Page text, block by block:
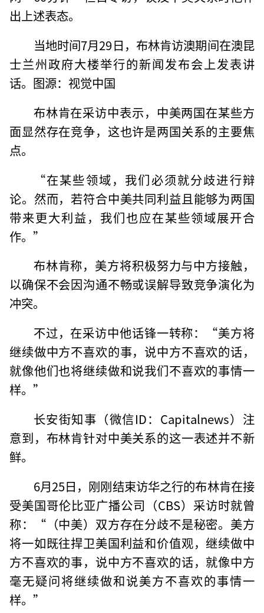
出上述表态。
当地时间7月29日，布林肯访澳期间在澳昆
士兰州政府大楼举行的新闻发布会上发表讲
话。图源：视觉中国
布林肯在采访中表示，中美两国在某些方
面显然存在竞争，这也许是两国关系的主要焦
点。
“在某些领域，我们必须就分歧进行辩
论。然而，若符合中美共同利益且能够为两国
带来更大利益，我们也应在某些领域展开合
作。”
布林肯称，美方将积极努力与中方接触，
以确保不会因沟通不畅或误解导致竞争演化为
冲突。
不过，在采访中他话锋一转称：“美方将
继续做中方不喜欢的事，说中方不喜欢的话，
就像他们也将继续做和说我们不喜欢的事情一
样。”
长安街知事（微信ID：Capitalnews）注
意到，布林肯针对中美关系的这一表述并不新
鲜。
6月25日，刚刚结束访华之行的布林肯在接
受美国哥伦比亚广播公司（CBS）采访时就曾
称：“（中美）双方存在分歧不是秘密。美方
将一如既往捍卫美国利益和价值观，继续做中
方不喜欢的事，说中方不喜欢的话，就像中方
毫无疑问将继续做和说美方不喜欢的事情一
样。”